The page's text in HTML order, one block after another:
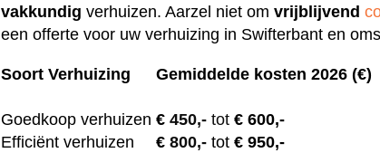
vakkundig verhuizen. Aarzel niet omvrijblijvend
een offerte voor uw verhuizing in Swifterbant en
Soort Verhuizing Gemiddelde kosten 2026 (€)
Goedkoop verhuizen€450,- tot € 600,-
Efficiënt verhuizen
€800,- tot€ 950,-